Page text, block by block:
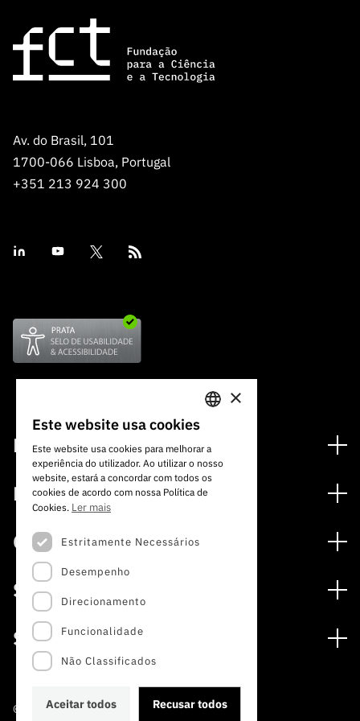
Av. do Brasil, 101
1700-066 Lisboa, Portugal
+351 213 924 300
Financiamento
Programas de Financiamento
Internacional
Prémios
Media
Notas de Imprensa
Subscrever Newsletter
Subscrever Direct Mail de Concursos
Agenda
Publicações
Concursos
Concursos Abertos
Concursos Previstos
Concursos Fechados
Calendarização FCT 2026
Serviços
Serviços digitais: Tecnologia para o Conhecimento
Arquivo, Documentação e Informação
Acesso a dados estatísticos para fins científicos –
Sobre
A FCT
Estudos e Planeamento Estratégico
©2022 · Fundação para a Ciência e a Tecnologia
PORTUGUESE
ENGLISH
×
Este website usa cookies
Este website usa cookies para melhorar a
experiência do utilizador. Ao utilizar o nosso
website, estará a concordar com todos os
cookies de acordo com nossa Política de
Cookies. Ler mais
Estritamente Necessários
Desempenho
Direcionamento
Funcionalidade
Não Classificados
Aceitar todos Recusar todos